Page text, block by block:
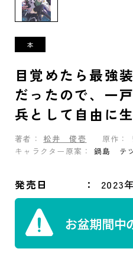
目覚めたら最強
だったので、一
兵として自由に
著者： 松井 俊壱 原作：
キャラクター原案：
鍋島 テ
発売日 2023